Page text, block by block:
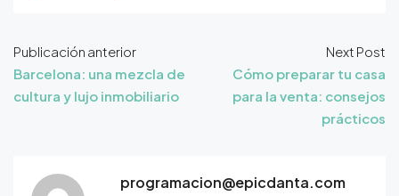
Publicación anterior
Barcelona: una mezcla de
cultura y lujo inmobiliario
Next Post
Cómo preparar tu casa
para la venta: consejos
prácticos
programacion@epicdanta.com